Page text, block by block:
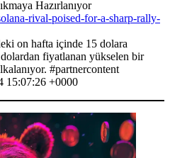
Hazırlanıyor
rival-poised-for-a-sharp-rally-
on hafta içinde 15 dolara
dolardan fiyatlanan yükselen bir
#partnercontent
15:07:26 +0000